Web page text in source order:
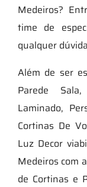
Medeiros?
time de
qualquer
Além de ser
Parede
Laminado,
Cortinas De
Luz Decor
Medeiros com
de Cortinas e